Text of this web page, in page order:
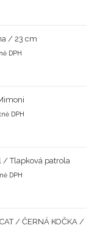
/ 23 cm
DPH
DPH
/ Tlapková patrola
DPH
/ ČERNÁ KOČKA /